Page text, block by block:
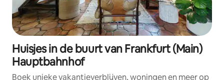
Huisjes in de buurt van Frankfurt (Main)
Hauptbahnhof
Boek unieke vakantieverblijven, woningen en meer op